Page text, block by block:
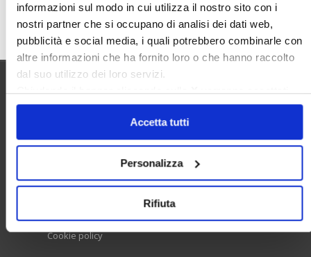
informazioni sul modo in cui utilizza il nostro sito con i
nostri partner che si occupano di analisi dei dati web,
pubblicità e social media, i quali potrebbero combinarle con
altre informazioni che ha fornito loro o che hanno raccolto
dal suo utilizzo dei loro servizi.
Chiudendo il banner cliccando sullaXverranno accettati
solo i cookie necessari.
Accetta tutti
Personalizza
Rifiuta
Cerca
Utilità
Contatti e RPD
Cookie policy